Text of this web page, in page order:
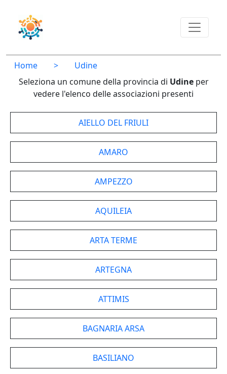
Home >
Udine
Seleziona un comune della provincia di Udineper
vedere l'elenco delle associazioni presenti
AIELLO DEL FRIULI
AMARO
AMPEZZO
AQUILEIA
ARTA TERME
ARTEGNA
ATTIMIS
BAGNARIA ARSA
BASILIANO